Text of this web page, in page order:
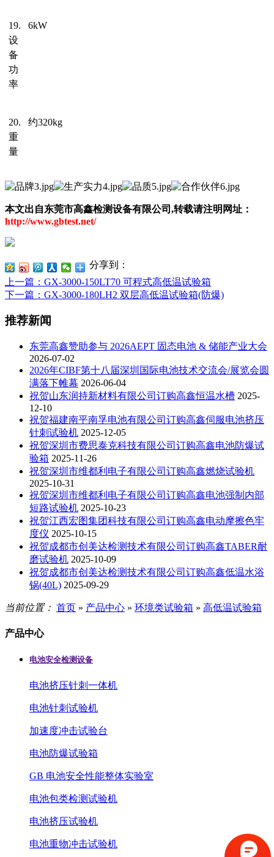
19.
设
备
功
率
6kW
20.
重
量
约320kg
本文出自东莞市高鑫检测设备有限公司 ,转载请注明网址：
http://www.gbtest.net/
分享到：
上一篇 ：GX-3000-150LT70 可程式高低温试验箱
下一篇 ：GX-3000-180LH2 双层高低温试验箱(防爆)
推荐新闻
东莞高鑫赞助参与 2026AEPT 固态电池 & 储能产业大会
2026-07-02
2026年CIBF第十八届深圳国际电池技术交流会/展览会圆
满落下帷幕 2026-06-04
祝贺山东润持新材料有限公司订购高鑫恒温水槽 2025-
12-10
祝贺福建南平南孚电池有限公司订购高鑫伺服电池挤压
针刺试验机 2025-12-05
祝贺深圳市费思泰克科技有限公司订购高鑫电池防爆试
验箱 2025-11-26
祝贺深圳市维都利电子有限公司订购高鑫燃烧试验机
2025-10-31
祝贺深圳市维都利电子有限公司订购高鑫电池强制内部
短路试验机 2025-10-23
祝贺江西宏图集团科技有限公司订购高鑫电动摩擦色牢
度仪 2025-10-15
祝贺成都市创美达检测技术有限公司订购高鑫TABER耐
磨试验机 2025-10-09
祝贺成都市创美达检测技术有限公司订购高鑫低温水浴
锅(40L) 2025-09-29
当前位置： 首页 » 产品中心 » 环境类试验箱 » 高低温试验箱
产品中心
电池安全检测设备
电池挤压针刺一体机
电池针刺试验机
加速度冲击试验台
电池防爆试验箱
GB 电池安全性能整体实验室
电池包类检测试验机
电池挤压试验机
电池重物冲击试验机